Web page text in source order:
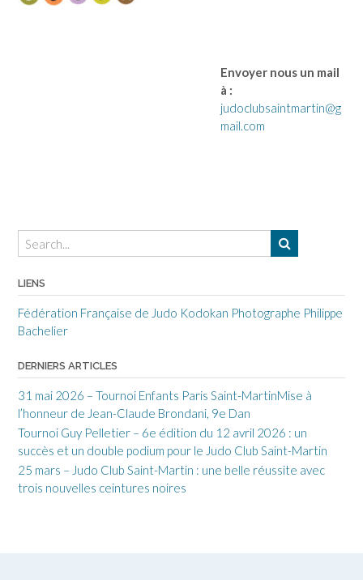
Envoyer nous un mail
à :
judoclubsaintmartin@g
mail.com
LIENS
Fédération Française de Judo Kodokan Photographe Philippe
Bachelier
DERNIERS ARTICLES
31 mai 2026 – Tournoi Enfants Paris Saint-MartinMise à
l’honneur de Jean-Claude Brondani, 9e Dan
Tournoi Guy Pelletier – 6e édition du 12 avril 2026 : un
succès et un double podium pour le Judo Club Saint-Martin
25 mars – Judo Club Saint-Martin : une belle réussite avec
trois nouvelles ceintures noires